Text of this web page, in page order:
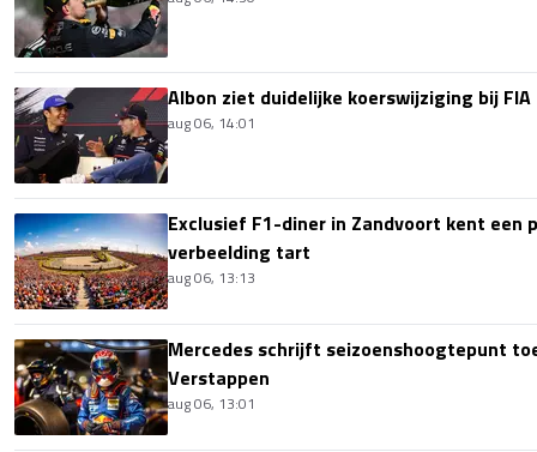
Albon ziet duidelijke koerswijziging bij
aug 06, 14:01
Exclusief F1-diner in Zandvoort kent een
verbeelding tart
aug 06, 13:13
Mercedes schrijft seizoenshoogtepunt
Verstappen
aug 06, 13:01